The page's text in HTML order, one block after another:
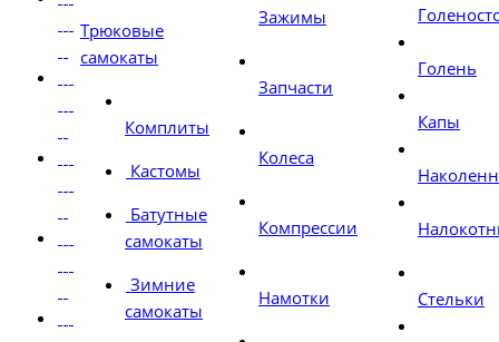
Трюковые
самокаты
Комплиты
Кастомы
Батутные
самокаты
Зимние
самокаты
Зажимы
Запчасти
Колеса
Компрессии
Намотки
Голень
Капы
Стельки